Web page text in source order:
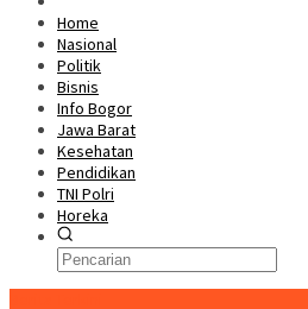
Home
Nasional
Politik
Bisnis
Info Bogor
Jawa Barat
Kesehatan
Pendidikan
TNI Polri
Horeka